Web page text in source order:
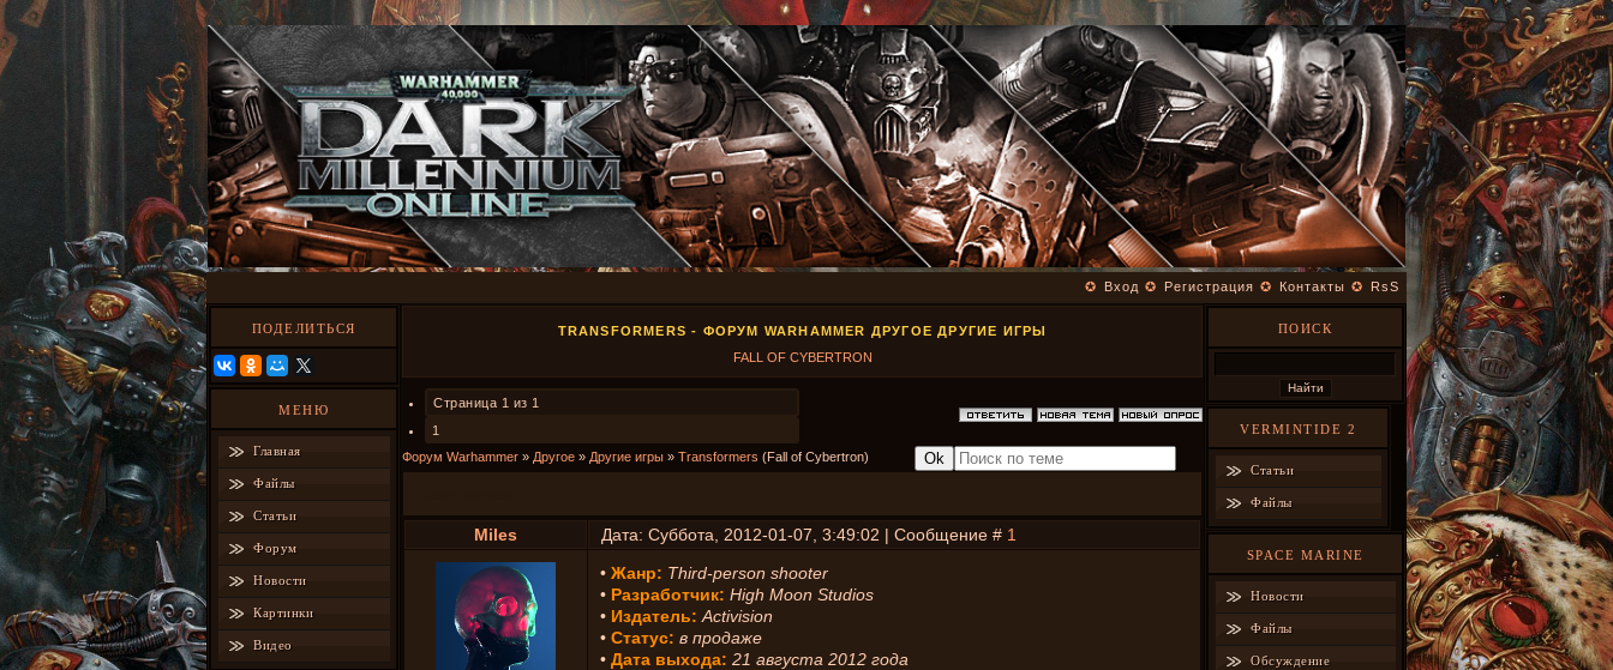
✪ Вход ✪ Регистрация ✪ Контакты ✪ RsS
ПОДЕЛИТЬСЯ
МЕНЮ
Главная
Файлы
Статьи
Форум
Новости
Картинки
Видео
TRANSFORMERS - ФОРУМ WARHAMMER ДРУГОЕ ДРУГИЕ ИГРЫ
FALL OF CYBERTRON
Страница 1 из 1
1
Форум Warhammer » Другое » Другие игры » Transformers (Fall of Cybertron)
Miles Дата: Суббота, 2012-01-07, 3:49:02 | Сообщение # 1
• Жанр: Third-person shooter
• Разработчик: High Moon Studios
• Издатель: Activision
• Статус: в продаже
• Дата выхода: 21 августа 2012 года
ПОИСК
VERMINTIDE 2
Статьи
Файлы
SPACE MARINE
Новости
Файлы
Обсуждение